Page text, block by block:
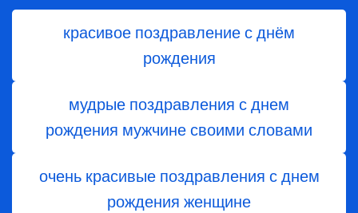
красивое поздравление с днём
рождения
мудрые поздравления с днем
рождения мужчине своими словами
очень красивые поздравления с днем
рождения женщине